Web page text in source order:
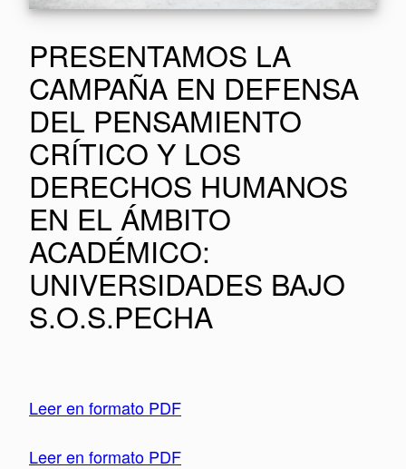
PRESENTAMOS LA
CAMPAÑA EN DEFENSA
DEL PENSAMIENTO
CRÍTICO Y LOS
DERECHOS HUMANOS
EN EL ÁMBITO
ACADÉMICO:
UNIVERSIDADES BAJO
S.O.S.PECHA
Leer en formato PDF
Leer en formato PDF